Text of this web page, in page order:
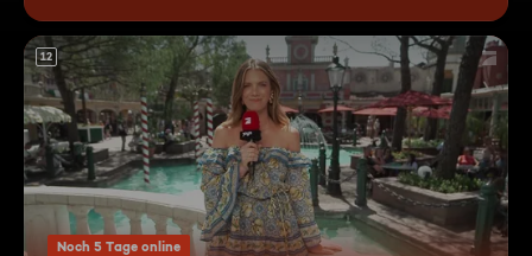
12
Noch 5 Tage online